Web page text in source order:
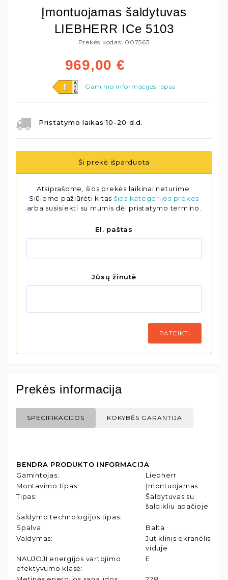
Įmontuojamas šaldytuvas
LIEBHERR ICe 5103
Prekės kodas: 007563
969,00 €
Gaminio informacijos lapas
Pristatymo laikas 10-20 d.d.
Ši prekė išparduota
Atsiprašome, šios prekės laikinai neturime.
Siūlome pažiūrėti kitas šios kategorijos prekes
arba susisiekti su mumis dėl pristatymo termino.
El. paštas
Jūsų žinutė
PATEIKTI
Prekės informacija
SPECIFIKACIJOS KOKYBĖS GARANTIJA
BENDRA PRODUKTO INFORMACIJA
Gamintojas:
Liebherr
Montavimo tipas:
Įmontuojamas
Tipas:
Šaldytuvas su
šaldikliu apačioje
Šaldymo technologijos tipas:
Spalva:
Balta
Valdymas:
Jutiklinis ekranėlis
viduje
NAUJOJI energijos vartojimo
efektyvumo klasė:
E